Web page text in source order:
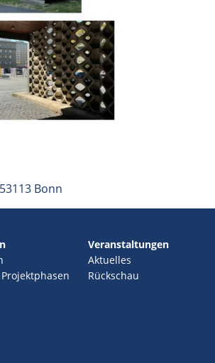
Bonn
Veranstaltungen
Aktuelles
Rückschau